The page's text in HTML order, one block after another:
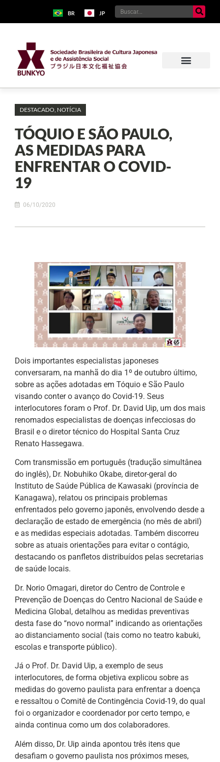
BR JP
DESTACADO NOTÍCIA
TÓQUIO E SÃO PAULO,
AS MEDIDAS PARA
ENFRENTAR O COVID-
19
06/10/2020
Dois importantes especialistas japoneses
conversaram, na manhã do dia 1º de outubro último,
sobre as ações adotadas em Tóquio e São Paulo
visando conter o avanço do Covid-19. Seus
interlocutores foram o Prof. Dr. David Uip, um dos mais
renomados especialistas de doenças infecciosas do
Brasil e o diretor técnico do Hospital Santa Cruz
Renato Hassegawa.
Com transmissão em português (tradução simultânea
do inglês), Dr. Nobuhiko Okabe, diretor-geral do
Instituto de Saúde Pública de Kawasaki (província de
Kanagawa), relatou os principais problemas
enfrentados pelo governo japonês, envolvendo desde a
declaração de estado de emergência (no mês de abril)
e as medidas especiais adotadas. Também discorreu
sobre as atuais orientações para evitar o contágio,
destacando os panfletos distribuídos pelas secretarias
de saúde locais.
Dr. Norio Omagari, diretor do Centro de Controle e
Prevenção de Doenças do Centro Nacional de Saúde e
Medicina Global, detalhou as medidas preventivas
desta fase do “novo normal” indicando as orientações
ao distanciamento social (tais como no teatro kabuki,
escolas e transporte público).
Já o Prof. Dr. David Uip, a exemplo de seus
interlocutores, de forma objetiva explicou sobre as
medidas do governo paulista para enfrentar a doença
e ressaltou o Comitê de Contingência Covid-19, do qual
foi o organizador e coordenador por certo tempo, e
ainda continua como um dos colaboradores.
Além disso, Dr. Uip ainda apontou três itens que
desafiam o governo paulista nos próximos meses,